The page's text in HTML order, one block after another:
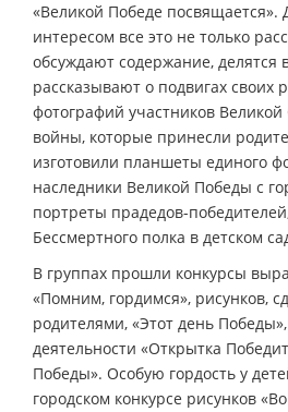
«Великой Победе посвящается».
интересом все это не только
обсуждают содержание, делятся
рассказывают о подвигах
фотографий участников
войны, которые принесли
изготовили планшеты единого
наследники Великой Победы с
портреты прадедов-
Бессмертного полка в детском
В группах прошли конкурсы
«Помним, гордимся», рисунков,
родителями, «Этот день
деятельности «Открытка
Победы». Особую гордость у
городском конкурсе рисунков